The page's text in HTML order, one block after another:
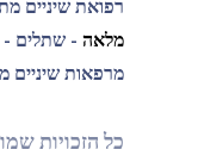
רפואת שיניים
מלאה - שתלים -
מרפאות שיניים
כל הזכויות